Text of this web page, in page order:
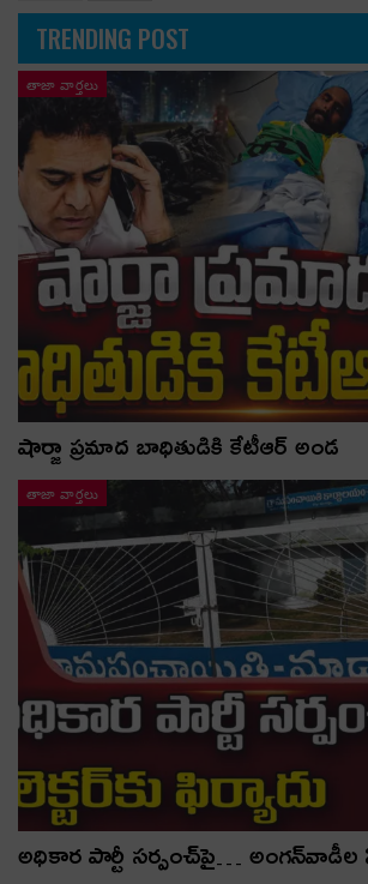
TRENDING POST
తాజా వార్తలు
షార్జా ప్రమాద బాధితుడికి కేటీఆర్ అండ
తాజా వార్తలు
అధికార పార్టీ స‌ర్పంచ్‌పై… అంగ‌న్‌వాడీల